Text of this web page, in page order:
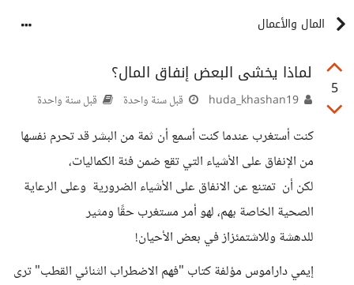
المال والأعمال
5
لماذا يخشى البعض إنفاق المال؟
قبل سنة واحدة قبل سنة واحدة
كنت أستغرب عندما كنت أسمع أن ثمة من البشر قد تحرم نفسها
من الإنفاق على الأشياء التي تقع ضمن فئة الكماليات،
لكن أن تمتنع عن الانفاق على الأشياء الضرورية وعلى الرعاية
الصحية الخاصة بهم، لهو أمر مستغرب حقًا ومثير
للدهشة وللاشتمئزاز في بعض الأحيان!
إيمي داراموس مؤلفة كتاب "فهم الاضطراب الثنائي القطب" ترى